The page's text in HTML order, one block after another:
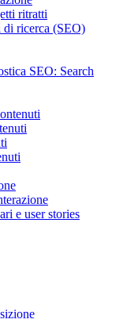
ritratti
ricerca (SEO)
SEO: Search
e user stories